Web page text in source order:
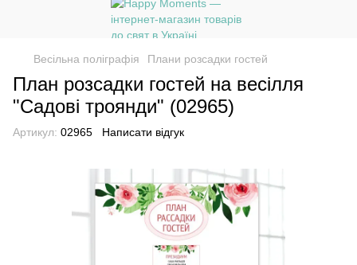
Весільна поліграфія Плани розсадки гостей
План розсадки гостей на весілля
"Садові троянди" (02965)
Артикул: 02965 Написати відгук